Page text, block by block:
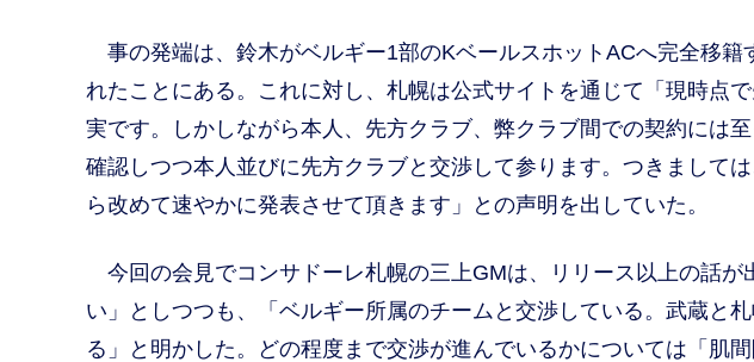
事の発端は、鈴木がベルギー1部のKベールスホットACへ完全移籍
れたことにある。これに対し、札幌は公式サイトを通じて「現時点
実です。しかしながら本人、先方クラブ、弊クラブ間での契約には
確認しつつ本人並びに先方クラブと交渉して参ります。つきまして
ら改めて速やかに発表させて頂きます」との声明を出していた。
今回の会見でコンサドーレ札幌の三上GMは、リリース以上の話が
い」としつつも、「ベルギー所属のチームと交渉している。武蔵と
る」と明かした。どの程度まで交渉が進んでいるかについては「肌